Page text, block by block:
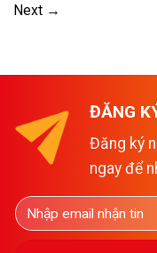
Next →
ĐĂNG
Đăng ký
ngay để